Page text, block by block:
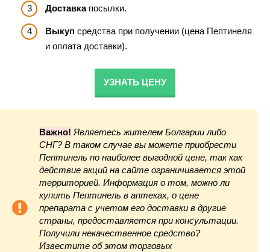
Доставкапосылки.
Выкуп средства при получении (цена Пептинеля
и оплата доставки).
УЗНАТЬ ЦЕНУ
Важно! Являетесь жителем Болгарии либо
СНГ? В таком случае вы можете приобрести
Пептинель по наиболее выгодной цене, так как
действие акций на сайте ограничивается этой
территорией. Информация о том, можно ли
купить Пептинель в аптеках, о цене
препарата с учетом его доставки в другие
страны, предоставляется при консультации.
Получили некачественное средство?
Известите об этом торговых